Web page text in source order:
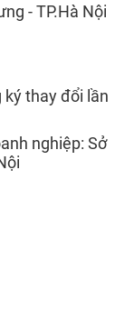
- TP.Hà Nội
thay đổi lần
nghiệp: Sở